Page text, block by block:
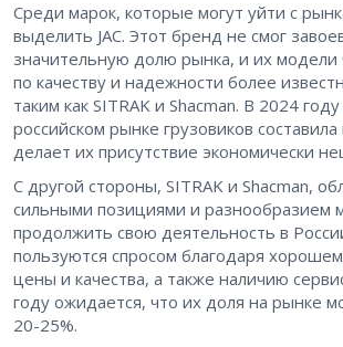
Среди марок, которые могут уйти с
выделить JAC. Этот бренд не смог
значительную долю рынка, и их модели
по качеству и надежности более
таким как SITRAK и Shacman. В 2024 году
российском рынке грузовиков составила
делает их присутствие экономически
С другой стороны, SITRAK и Shacman,
сильными позициями и разнообразием
продолжить свою деятельность в
пользуются спросом благодаря
цены и качества, а также наличию
году ожидается, что их доля на рынке
20-25%.